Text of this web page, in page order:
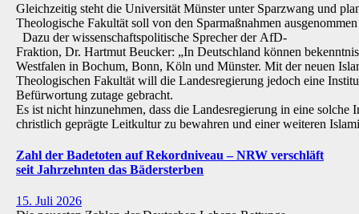
Gleichzeitig steht die Universität Münster unter Sparzwang und
Theologische Fakultät soll von den Sparmaßnahmen
Dazu der wissenschaftspolitische Sprecher der AfD-
Fraktion, Dr. Hartmut Beucker: „In Deutschland können
Westfalen in Bochum, Bonn, Köln und Münster. Mit der neuen
Theologischen Fakultät will die Landesregierung jedoch eine
Befürwortung zutage gebracht.
Es ist nicht hinzunehmen, dass die Landesregierung in eine
christlich geprägte Leitkultur zu bewahren und einer weiteren
Zahl der Badetoten auf Rekordniveau – NRW verschläft
seit Jahrzehnten das Bädersterben
15. Juli 2026